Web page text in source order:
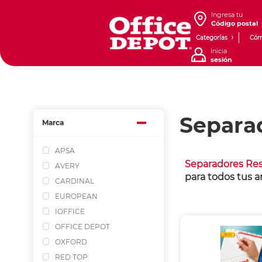
Ingresa tu
Código postal
Categorías
Inicia
sesión
Marca
APSA
AVERY
CARDINAL
EUROPEAN
IOFFICE
OFFICE DEPOT
OXFORD
RED TOP
Separadores
para todos tus